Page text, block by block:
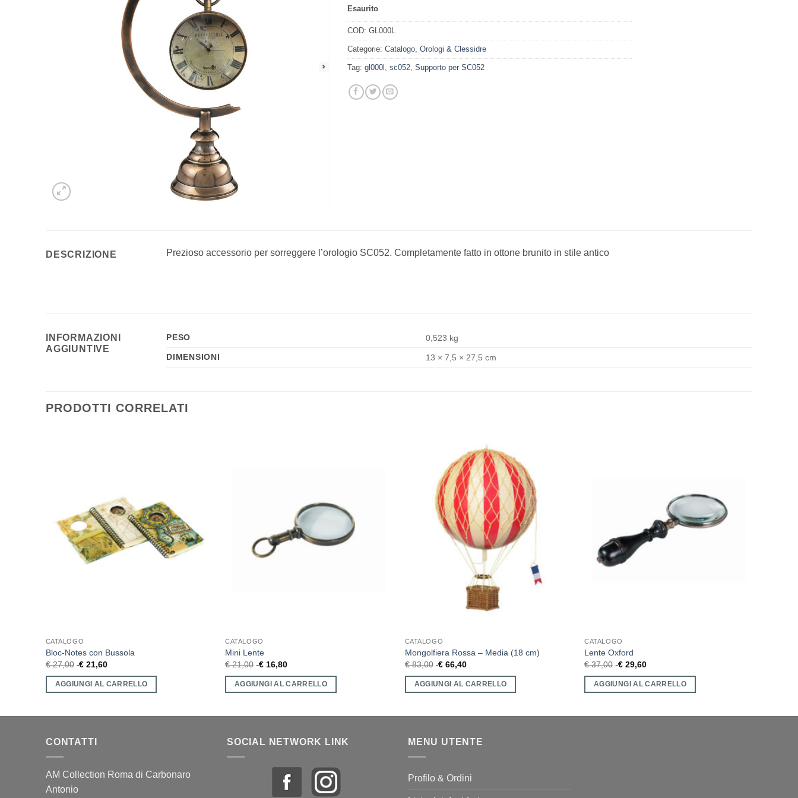
Esaurito
COD:GL000L
Categorie:Catalogo,Orologi & Clessidre
Tag:gl000l ,sc052,Supporto per SC052
DESCRIZIONE Prezioso accessorio per sorreggere l’orologio SC052. Completamente fatto in ottone brunito in stile antico
INFORMAZIONI
AGGIUNTIVE
PESO
0,523 kg
DIMENSIONI
13 × 7,5 × 27,5 cm
PRODOTTI CORRELATI
CATALOGO
Bloc-Notes con Bussola
€27,00 € 21,60
AGGIUNGI AL CARRELLO
CATALOGO
Mini Lente
€21,00 €16,80
AGGIUNGI AL CARRELLO
CATALOGO
Mongolfiera Rossa – Media (18 cm)
€83,00 € 66,40
AGGIUNGI AL CARRELLO
CATALOGO
Lente Oxford
€37,00 €29,60
AGGIUNGI AL CARRELLO
CONTATTI
AM Collection Roma di Carbonaro
Antonio
SOCIAL NETWORK LINK MENU UTENTE
Profilo & Ordini